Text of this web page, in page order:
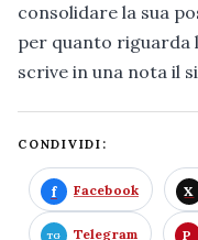
consolidare la sua
per quanto riguarda
scrive in una nota il
CONDIVIDI:
Facebook
Telegram